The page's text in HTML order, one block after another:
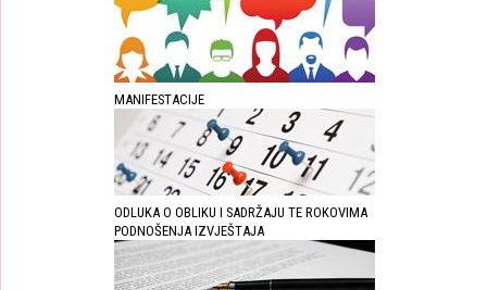
MANIFESTACIJE
ODLUKA O OBLIKU I SADRŽAJU TE ROKOVIMA
PODNOŠENJA IZVJEŠTAJA